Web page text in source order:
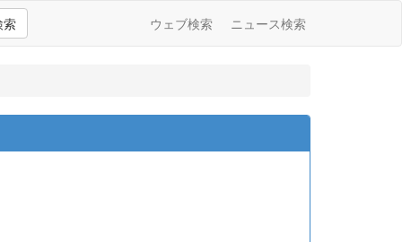
索 ウェブ検索 ニュース検索